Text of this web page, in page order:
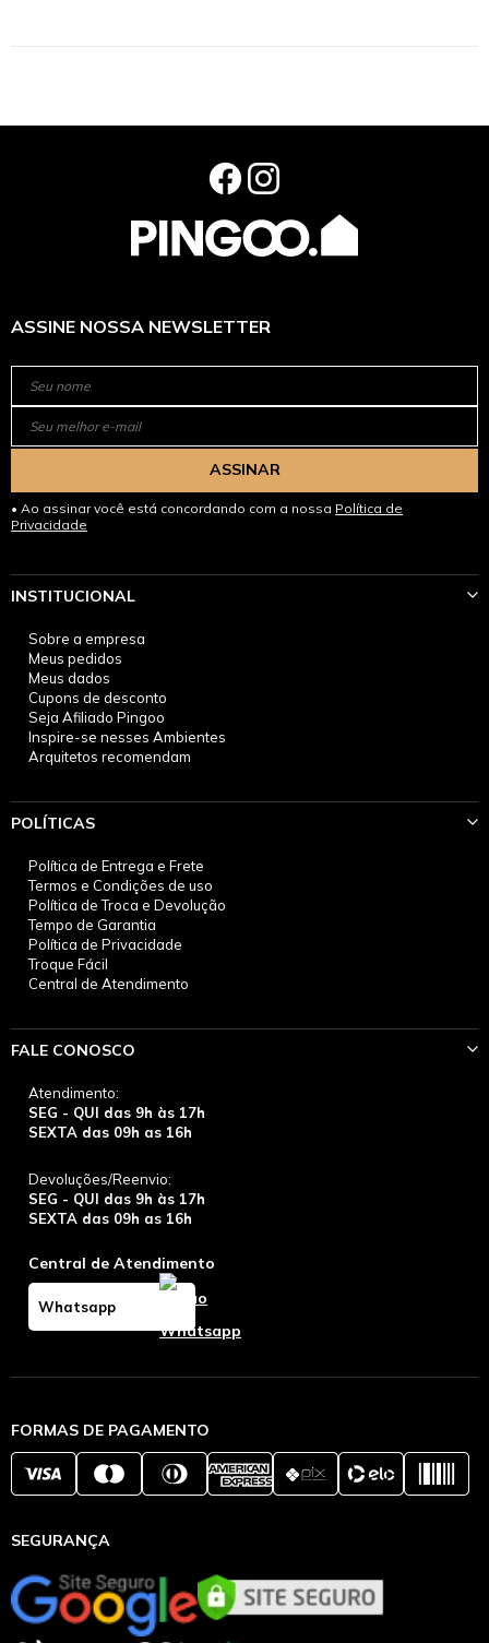
ASSINE NOSSA NEWSLETTER
ASSINAR
Ao assinar você está concordando com a nossa Política de
Privacidade
INSTITUCIONAL
Sobre a empresa
Meus pedidos
Meus dados
Cupons de desconto
Seja Afiliado Pingoo
Inspire-se nesses Ambientes
Arquitetos recomendam
POLÍTICAS
Política de Entrega e Frete
Termos e Condições de uso
Política de Troca e Devolução
Tempo de Garantia
Política de Privacidade
Troque Fácil
Central de Atendimento
FALE CONOSCO
Atendimento:
SEG - QUI das 9h às 17h
SEXTA das 09h as 16h
Devoluções/Reenvio:
SEG - QUI das 9h às 17h
SEXTA das 09h as 16h
Central de Atendimento
Whatsapp
FORMAS DE PAGAMENTO
SEGURANÇA